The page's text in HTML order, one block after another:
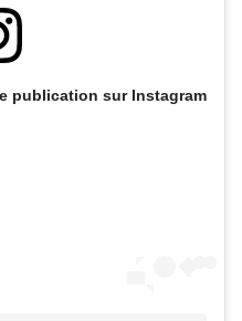
publication sur Instagram